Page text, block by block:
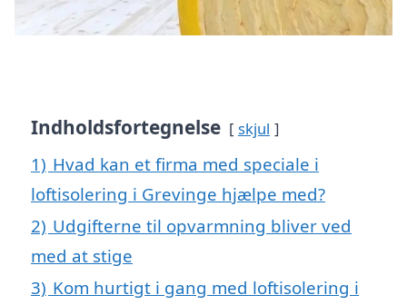
Indholdsfortegnelse skjul
1) Hvad kan et firma med speciale i
loftisolering i Grevinge hjælpe med?
2) Udgifterne til opvarmning bliver ved
med at stige
3) Kom hurtigt i gang med loftisolering i